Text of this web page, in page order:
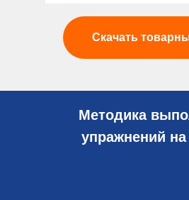
Скачать
Методика
упражнений